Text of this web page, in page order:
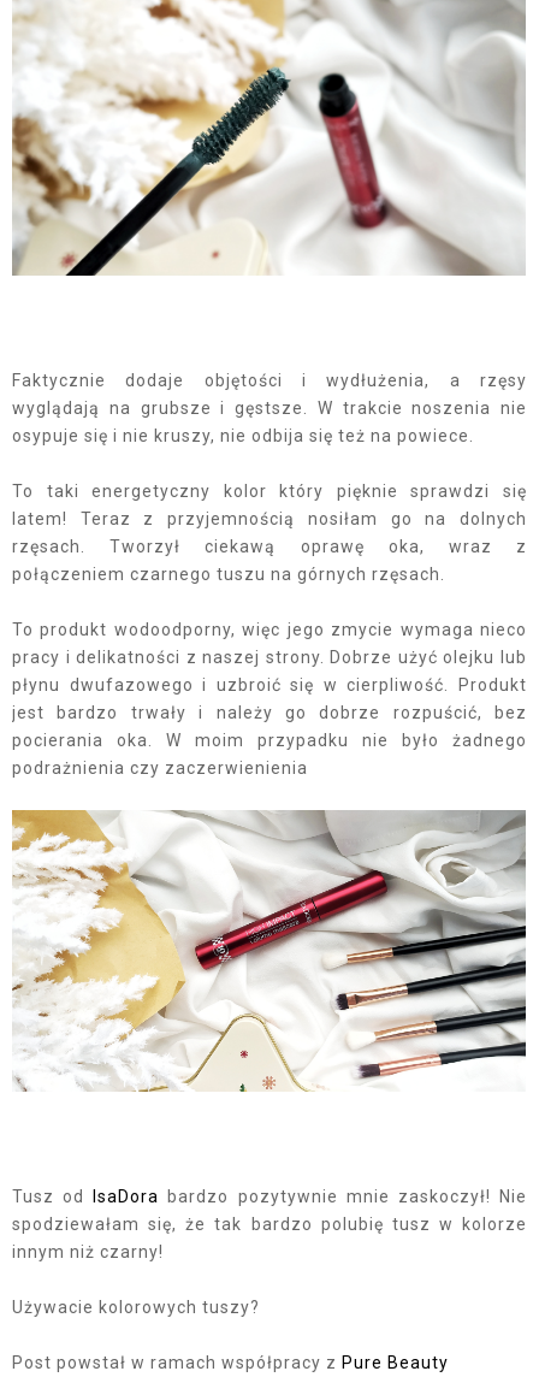
Faktycznie dodaje objętości i wydłużenia, a rzęsy
wyglądają na grubsze i gęstsze. W trakcie noszenia nie
osypuje się i nie kruszy, nie odbija się też na powiece.
To taki energetyczny kolor który pięknie sprawdzi się
latem! Teraz z przyjemnością nosiłam go na dolnych
rzęsach. Tworzył ciekawą oprawę oka, wraz z
połączeniem czarnego tuszu na górnych rzęsach.
To produkt wodoodporny, więc jego zmycie wymaga nieco
pracy i delikatności z naszej strony. Dobrze użyć olejku lub
płynu dwufazowego i uzbroić się w cierpliwość. Produkt
jest bardzo trwały i należy go dobrze rozpuścić, bez
pocierania oka. W moim przypadku nie było żadnego
podrażnienia czy zaczerwienienia
Tusz od IsaDora
bardzo pozytywnie mnie zaskoczył! Nie
spodziewałam się, że tak bardzo polubię tusz w kolorze
innym niż czarny!
Używacie kolorowych tuszy?
Post powstał w ramach współpracy z Pure Beauty